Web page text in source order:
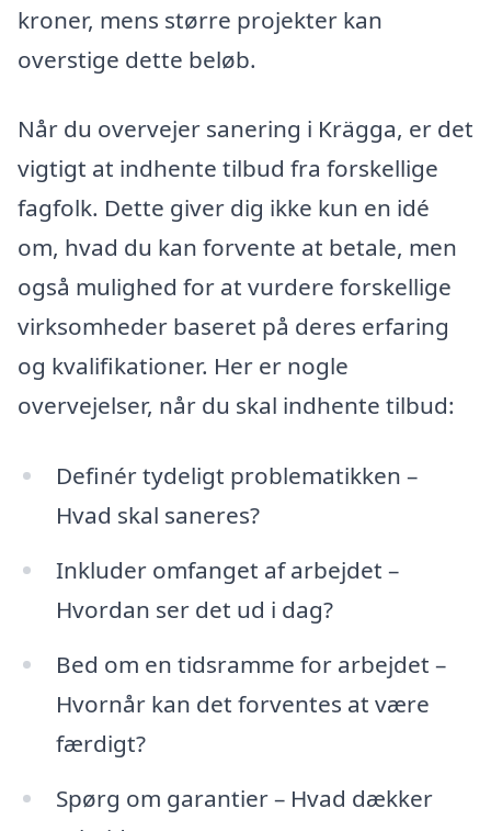
kroner, mens større projekter kan
overstige dette beløb.
Når du overvejer sanering i Krägga, er det
vigtigt at indhente tilbud fra forskellige
fagfolk. Dette giver dig ikke kun en idé
om, hvad du kan forvente at betale, men
også mulighed for at vurdere forskellige
virksomheder baseret på deres erfaring
og kvalifikationer. Her er nogle
overvejelser, når du skal indhente tilbud:
Definér tydeligt problematikken –
Hvad skal saneres?
Inkluder omfanget af arbejdet –
Hvordan ser det ud i dag?
Bed om en tidsramme for arbejdet –
Hvornår kan det forventes at være
færdigt?
Spørg om garantier – Hvad dækker